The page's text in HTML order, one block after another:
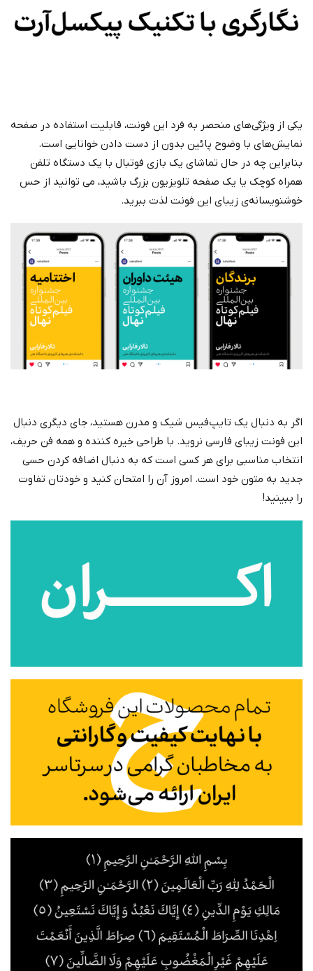
یکی از ویژگی‌های منحصر به فرد این فونت، قابلیت استفاده در صفحه
نمایش‌های با وضوح پائین بدون از دست دادن خوانایی است.
بنابراین چه در حال تماشای یک بازی فوتبال با یک دستگاه تلفن
همراه کوچک یا یک صفحه تلویزیون بزرگ باشید، می توانید از حس
خوشنویسانه‌ی زیبای این فونت لذت ببرید.
اگر به دنبال یک تایپ‌فیس شیک و مدرن هستید، جای دیگری دنبال
این فونت زیبای فارسی نروید. با طراحی خیره کننده و همه فن حریف،
انتخاب مناسبی برای هر کسی است که به دنبال اضافه کردن حسی
جدید به متون خود است. امروز آن را امتحان کنید و خودتان تفاوت
را ببینید!